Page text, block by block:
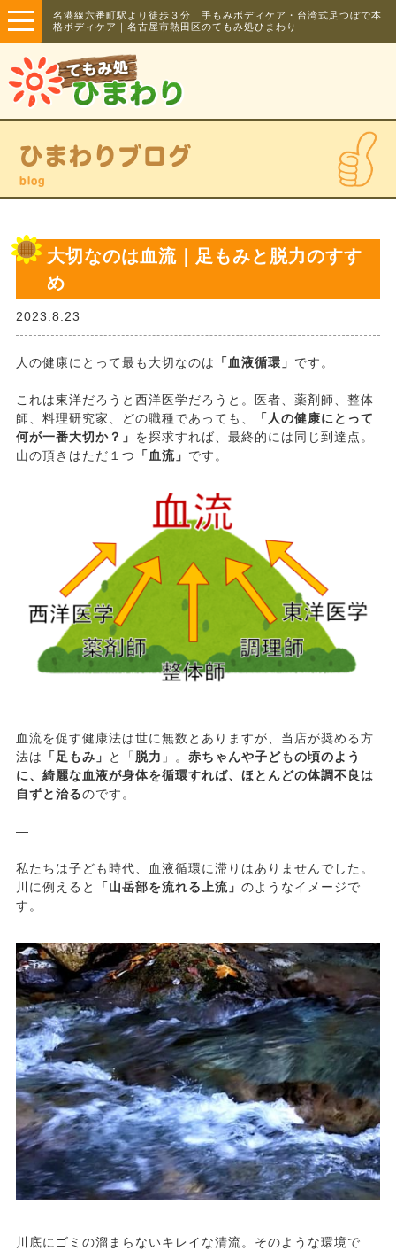
名港線六番町駅より徒歩３分 手もみボディケア・台湾式足つぼで本
格ボディケア｜名古屋市熱田区のてもみ処ひまわり
ひまわりブログ
blog
大切なのは血流｜足もみと脱力のすす
め
2023.8.23
人の健康にとって最も大切なのは 「血液循環」 です。
これは東洋だろうと西洋医学だろうと。医者、薬剤師、整体
師、料理研究家、どの職種であっても、
「人の健康にとって
何が一番大切か？」 を探求すれば、最終的には同じ到達点。
山の頂きはただ１つ
「血流」 です。
血流を促す健康法は世に無数とありますが、当店が奨める方
法は
「足もみ」 と「 脱力 」。 赤ちゃんや子どもの頃のよう
に、綺麗な血液が身体を循環すれば、ほとんどの体調不良は
自ずと治るのです。
—
私たちは子ども時代、血液循環に滞りはありませんでした。
川に例えると
「山岳部を流れる上流」 のようなイメージで
す。
川底にゴミの溜まらないキレイな清流。そのような環境で